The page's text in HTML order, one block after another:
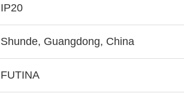
IP20
Shunde, Guangdong, China
FUTINA